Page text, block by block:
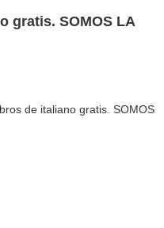
gratis. SOMOS LA